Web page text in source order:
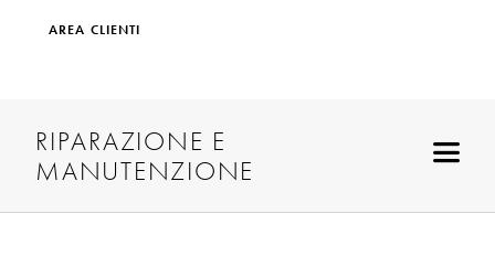
AREA CLIENTI
RIPARAZIONE E
MANUTENZIONE